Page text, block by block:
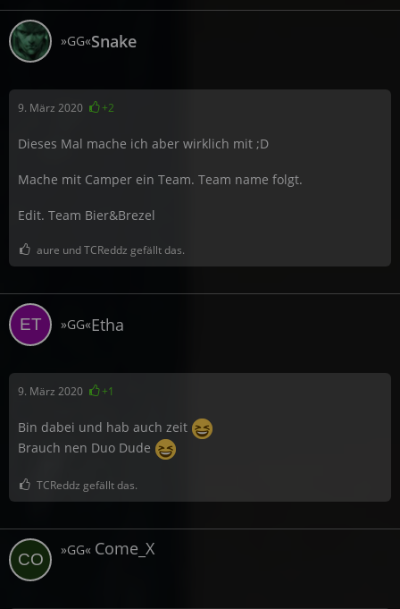
»GG«Snake
9. März 2020 +2
Dieses Mal mache ich aber wirklich mit ;D
Mache mit Camper ein Team. Team name folgt.
Edit. Team Bier&Brezel
aure und TCReddz gefällt das.
»GG«Etha
9. März 2020 +1
Bin dabei und hab auch zeit
Brauch nen Duo Dude
TCReddz gefällt das.
»GG« Come_X